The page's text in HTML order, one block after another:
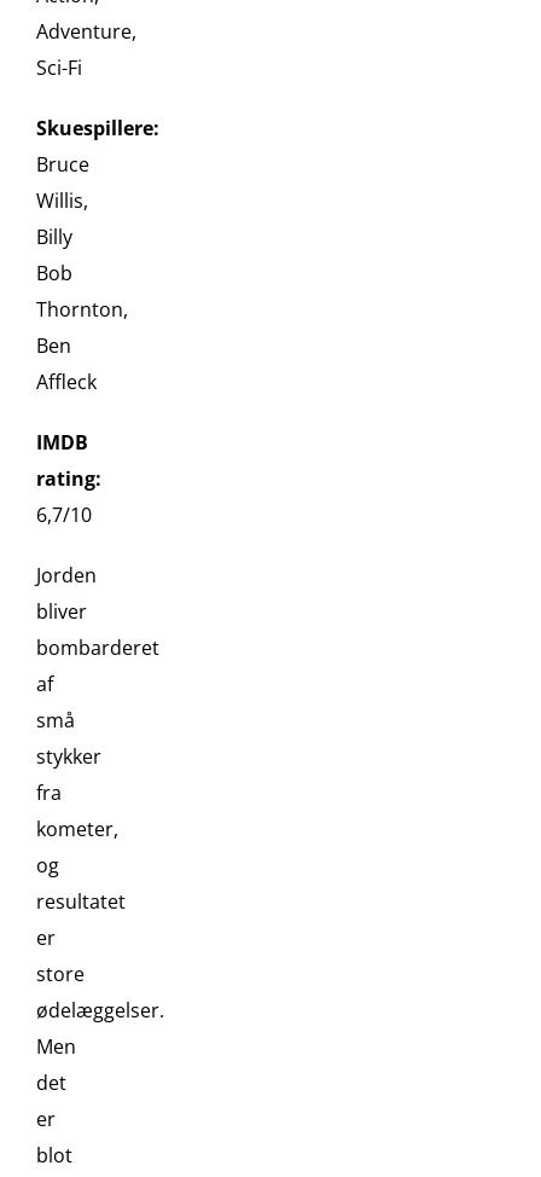
Adventure,
Sci-Fi
Skuespillere:
Bruce
Willis,
Billy
Bob
Thornton,
Ben
Affleck
IMDB
rating:
6,7/10
Jorden
bliver
bombarderet
af
små
stykker
fra
kometer,
og
resultatet
er
store
ødelæggelser.
Men
det
er
blot